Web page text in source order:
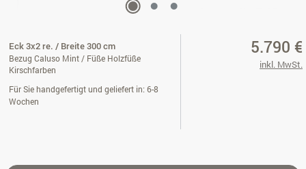
Eck 3x2 re. / Breite 300 cm
Bezug Caluso Mint / Füße Holzfüße
Kirschfarben
Für Sie handgefertigt und geliefert in: 6-8
Wochen
5.790 €
inkl. MwSt.